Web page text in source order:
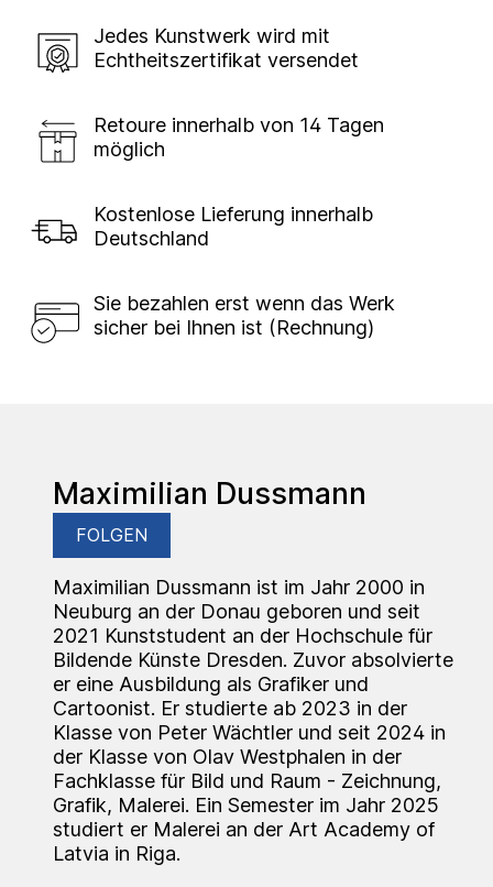
Jedes Kunstwerk wird mit
Echtheitszertifikat versendet
Retoure innerhalb von 14 Tagen
möglich
Kostenlose Lieferung innerhalb
Deutschland
Sie bezahlen erst wenn das Werk
sicher bei Ihnen ist (Rechnung)
Maximilian Dussmann
FOLGEN
Maximilian Dussmann ist im Jahr 2000 in
Neuburg an der Donau geboren und seit
2021 Kunststudent an der Hochschule für
Bildende Künste Dresden. Zuvor absolvierte
er eine Ausbildung als Grafiker und
Cartoonist. Er studierte ab 2023 in der
Klasse von Peter Wächtler und seit 2024 in
der Klasse von Olav Westphalen in der
Fachklasse für Bild und Raum - Zeichnung,
Grafik, Malerei. Ein Semester im Jahr 2025
studiert er Malerei an der Art Academy of
Latvia in Riga.